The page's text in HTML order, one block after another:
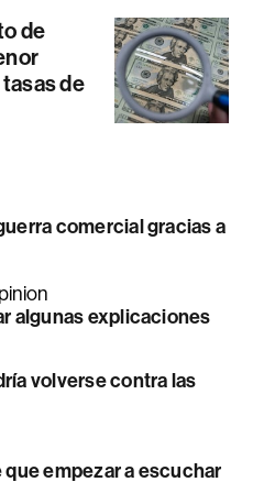
de
de
comercial gracias a
algunas explicaciones
volverse contra las
empezar a escuchar